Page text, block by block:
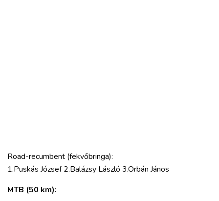
Road-recumbent (fekvőbringa):
1.Puskás József 2.Balázsy László 3.Orbán János
MTB (50 km):